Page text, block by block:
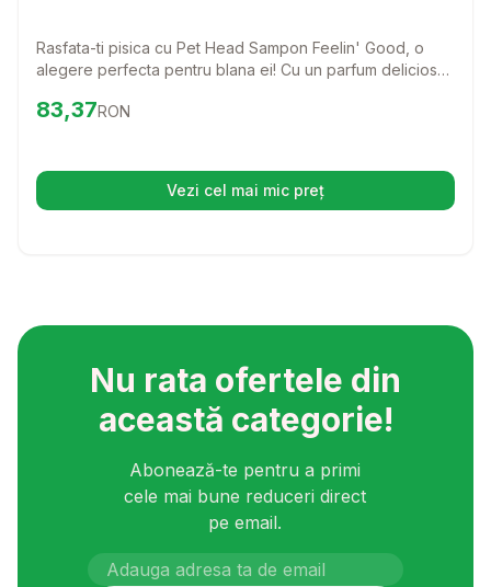
Rasfata-ti pisica cu Pet Head Sampon Feelin' Good, o
alegere perfecta pentru blana ei! Cu un parfum delicios
fiecare spalare intr-o experienta de neuitat.
Preț:83.37
83,37RON
Vezi cel mai mic preț(se deschide într-o filă nouă)
Nu rata ofertele din
această categorie!
Abonează-te pentru a primi
cele mai bune reduceri direct
pe email.